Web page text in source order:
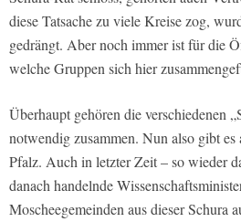
diese Tatsache zu viele Kreise zog,
gedrängt. Aber noch immer ist für die
welche Gruppen sich hier
Überhaupt gehören die verschiedenen
notwendig zusammen. Nun also gibt
Pfalz. Auch in letzter Zeit – so wieder
danach handelnde
Moscheegemeinden aus dieser Schura